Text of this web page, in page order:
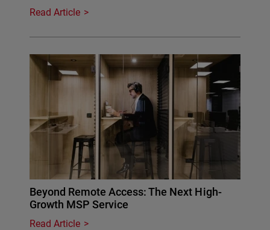
Read Article
Beyond Remote Access: The Next High-
Growth MSP Service
Read Article